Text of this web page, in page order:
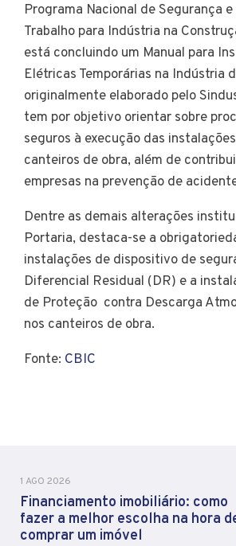
Programa Nacional de Segurança
Trabalho para Indústria na
está concluindo um Manual para
Elétricas Temporárias na Indústria
originalmente elaborado pelo
tem por objetivo orientar sobre
seguros à execução das
canteiros de obra, além de
empresas na prevenção de
Dentre as demais alterações
Portaria, destaca-se a
instalações de dispositivo de
Diferencial Residual (DR) e a
de Proteção contra Descarga
nos canteiros de obra.
Fonte: CBIC
1 AGO 2026
Financiamento imobiliário: como
fazer a melhor escolha na hora
comprar um imóvel